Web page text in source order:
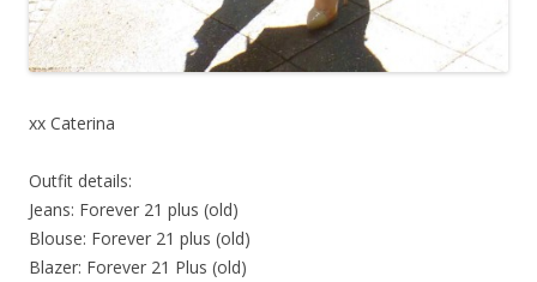
xx Caterina
Outfit details:
Jeans: Forever 21 plus (old)
Blouse: Forever 21 plus (old)
Blazer: Forever 21 Plus (old)